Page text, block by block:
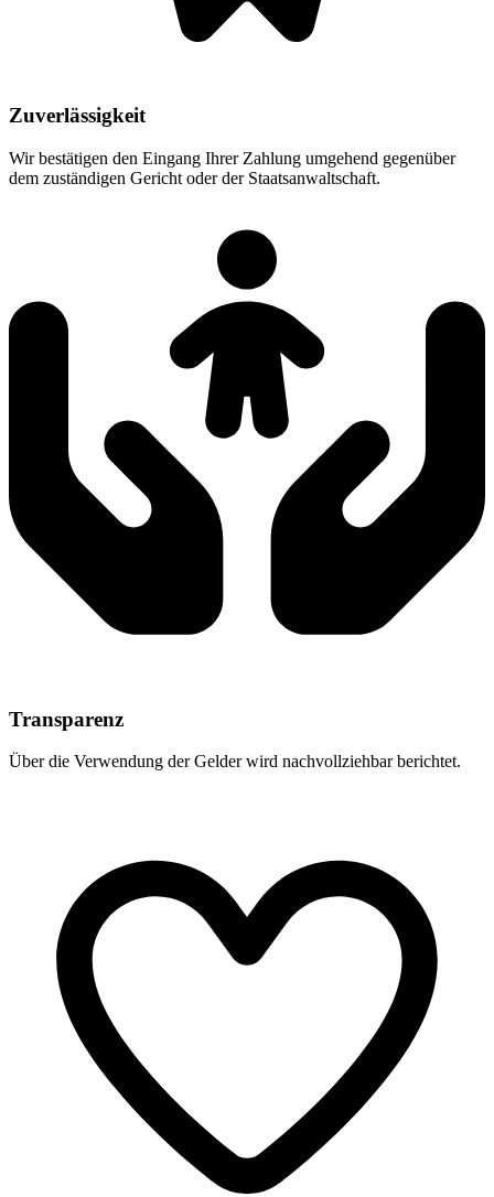
Zuverlässigkeit
Wir bestätigen den Eingang Ihrer Zahlung umgehend gegenüber
dem zuständigen Gericht oder der Staatsanwaltschaft.
Transparenz
Über die Verwendung der Gelder wird nachvollziehbar berichtet.